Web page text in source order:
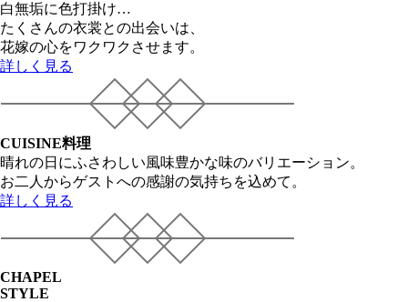
白無垢に色打掛け…
たくさんの衣裳との出会いは、
花嫁の心をワクワクさせます。
詳しく見る
CUISINE料理
晴れの日にふさわしい風味豊かな味のバリエーション。
お二人からゲストへの感謝の気持ちを込めて。
詳しく見る
CHAPEL
STYLE